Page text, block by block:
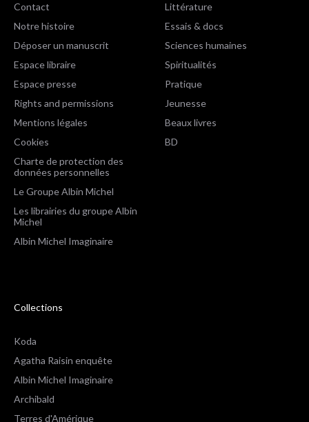
Contact
Notre histoire
Déposer un manuscrit
Espace libraire
Espace presse
Rights and permissions
Mentions légales
Cookies
Charte de protection des
données personnelles
Le Groupe Albin Michel
Les librairies du groupe Albin
Michel
Albin Michel Imaginaire
Littérature
Essais & docs
Sciences humaines
Spiritualités
Pratique
Jeunesse
Beaux livres
BD
Collections
Koda
Agatha Raisin enquête
Albin Michel Imaginaire
Archibald
Terres d'Amérique